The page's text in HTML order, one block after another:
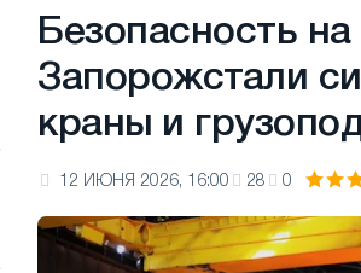
Безопасность
Запорожстали
краны и
12 ИЮНЯ 2026, 16:00 28 0